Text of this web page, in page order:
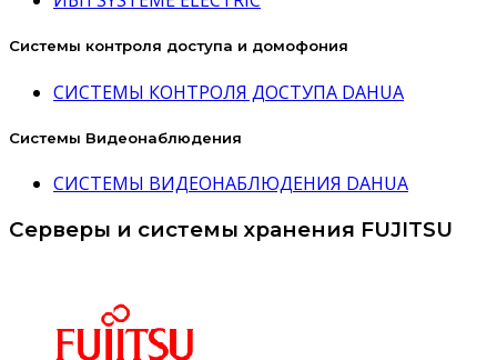
Системы контроля доступа и домофония
СИСТЕМЫ КОНТРОЛЯ ДОСТУПА DAHUA
Системы Видеонаблюдения
СИСТЕМЫ ВИДЕОНАБЛЮДЕНИЯ DAHUA
Серверы и системы хранения FUJITSU